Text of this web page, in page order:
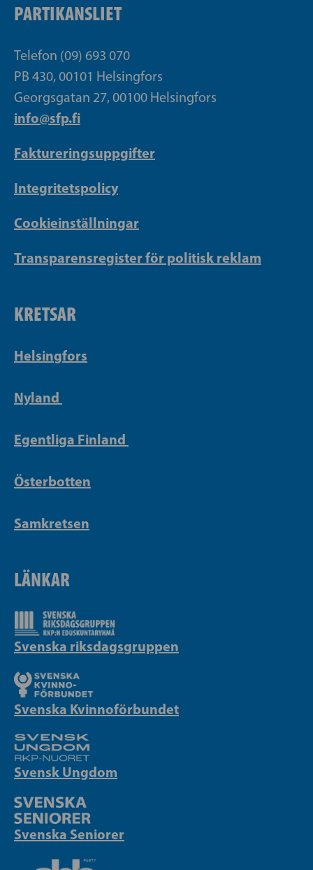
PARTIKANSLIET
Telefon (09) 693 070
PB 430, 00101 Helsingfors
Georgsgatan 27, 00100 Helsingfors
info@sfp.fi
Faktureringsuppgifter
Integritetspolicy
Cookieinställningar
Transparensregister för politisk reklam
KRETSAR
Helsingfors
Nyland
Egentliga Finland
Österbotten
Samkretsen
LÄNKAR
Svenska riksdagsgruppen
Svenska Kvinnoförbundet
Svensk Ungdom
Svenska Seniorer